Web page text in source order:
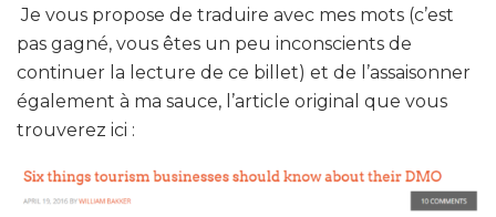
Je vous propose de traduire avec mes mots (c’est
pas gagné, vous êtes un peu inconscients de
continuer la lecture de ce billet) et de l’assaisonner
également à ma sauce, l’article original que vous
trouverez ici :